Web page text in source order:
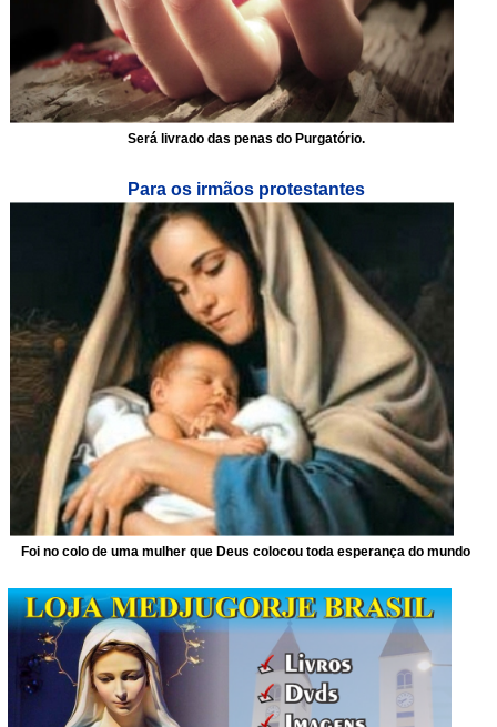
Será livrado das penas do Purgatório.
Para os irmãos protestantes
Foi no colo de uma mulher que Deus colocou toda esperança do mundo